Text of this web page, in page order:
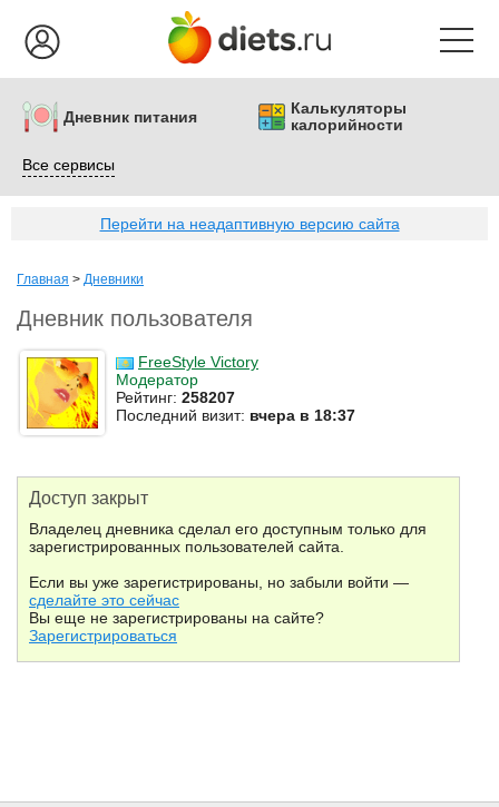
Дневник питания
Калькуляторы
калорийности
Все сервисы
Перейти на неадаптивную версию сайта
Главная > Дневники
Дневник пользователя
FreeStyle Victory
Модератор
Рейтинг: 258207
Последний визит: вчера в 18:37
Доступ закрыт
Владелец дневника сделал его доступным только для
зарегистрированных пользователей сайта.
Если вы уже зарегистрированы, но забыли войти —
сделайте это сейчас
Вы еще не зарегистрированы на сайте?
Зарегистрироваться